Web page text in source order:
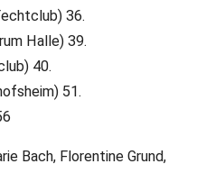
36.
Halle) 39.
40.
51.
Bach, Florentine Grund,